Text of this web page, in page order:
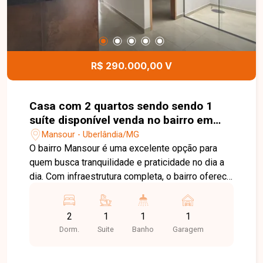
morar em um bairro tranquilo, com fácil acesso
aos principais pontos da cidade e próximo a
comércios, escolas e serviços. Agende sua visita
e venha conhecer de perto o seu novo lar!
R$ 290.000,00 V
Casa com 2 quartos sendo sendo 1
suíte disponível venda no bairro em
Uberlândia-MG
Mansour - Uberlândia/MG
O bairro Mansour é uma excelente opção para
quem busca tranquilidade e praticidade no dia a
dia. Com infraestrutura completa, o bairro oferece
Uberlândia, além de estar próximo a
supermercados, escolas, farmácias, comércios e
diversos serviços, proporcionando qualidade de
2
Dorm.
1
Suite
1
Banho
1
Garagem